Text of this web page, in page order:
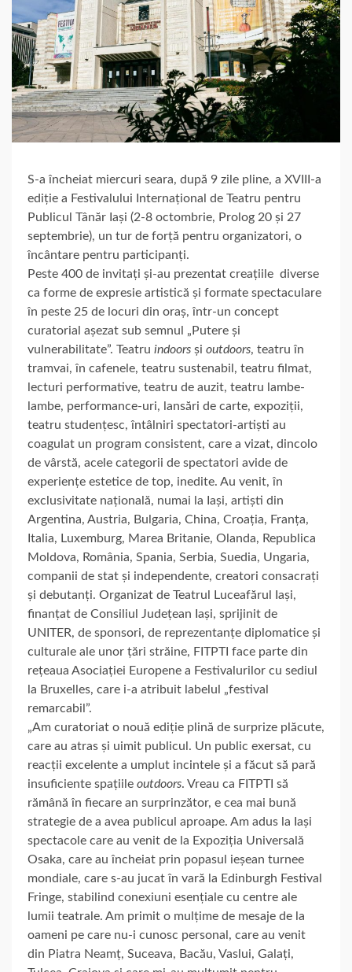
S-a încheiat miercuri seara, după 9 zile pline, a XVIII-a
ediție a Festivalului Internațional de Teatru pentru
Publicul Tânăr Iași (2-8 octombrie, Prolog 20 și 27
septembrie), un tur de forță pentru organizatori, o
încântare pentru participanți.
Peste 400 de invitați și-au prezentat creațiile diverse
ca forme de expresie artistică și formate spectaculare
în peste 25 de locuri din oraș, într-un concept
curatorial așezat sub semnul „Putere și
vulnerabilitate”. Teatru indoors și outdoors, teatru în
tramvai, în cafenele, teatru sustenabil, teatru filmat,
lecturi performative, teatru de auzit, teatru lambe-
lambe, performance-uri, lansări de carte, expoziții,
teatru studențesc, întâlniri spectatori-artiști au
coagulat un program consistent, care a vizat, dincolo
de vârstă, acele categorii de spectatori avide de
experiențe estetice de top, inedite. Au venit, în
exclusivitate națională, numai la Iași, artiști din
Argentina, Austria, Bulgaria, China, Croația, Franța,
Italia, Luxemburg, Marea Britanie, Olanda, Republica
Moldova, România, Spania, Serbia, Suedia, Ungaria,
companii de stat și independente, creatori consacrați
și debutanți. Organizat de Teatrul Luceafărul Iași,
finanțat de Consiliul Județean Iași, sprijinit de
UNITER, de sponsori, de reprezentanțe diplomatice și
culturale ale unor țări străine, FITPTI face parte din
rețeaua Asociației Europene a Festivalurilor cu sediul
la Bruxelles, care i-a atribuit labelul „festival
remarcabil”.
„Am curatoriat o nouă ediție plină de surprize plăcute,
care au atras și uimit publicul. Un public exersat, cu
reacții excelente a umplut incintele și a făcut să pară
insuficiente spațiile outdoors. Vreau ca FITPTI să
rămână în fiecare an surprinzător, e cea mai bună
strategie de a avea publicul aproape. Am adus la Iași
spectacole care au venit de la Expoziția Universală
Osaka, care au încheiat prin popasul ieșean turnee
mondiale, care s-au jucat în vară la Edinburgh Festival
Fringe, stabilind conexiuni esențiale cu centre ale
lumii teatrale. Am primit o mulțime de mesaje de la
oameni pe care nu-i cunosc personal, care au venit
din Piatra Neamț, Suceava, Bacău, Vaslui, Galați,